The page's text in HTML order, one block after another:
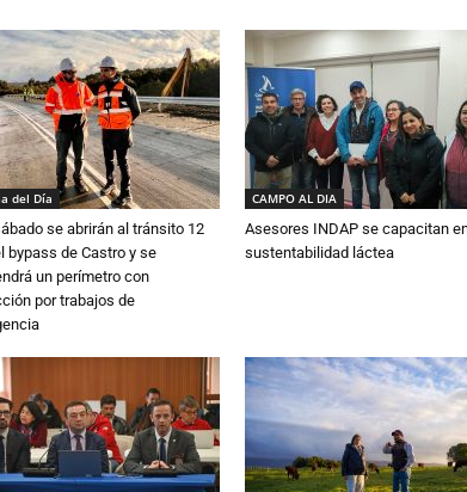
del Día
se abrirán al tránsito 12
bypass de Castro y se
un perímetro con
por trabajos de
CAMPO AL DIA
Asesores INDAP se capacitan
sustentabilidad láctea